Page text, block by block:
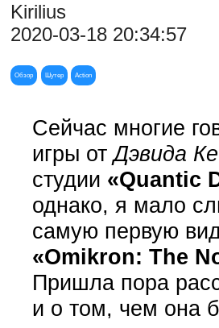
Kirilius
2020-03-18 20:34:57
Обзор Шутер Action
Сейчас многие
игры отДэвида
студии «Quantic
однако, я мало
самую первую
«Omikron: The
Пришла пора
и о том, чем она